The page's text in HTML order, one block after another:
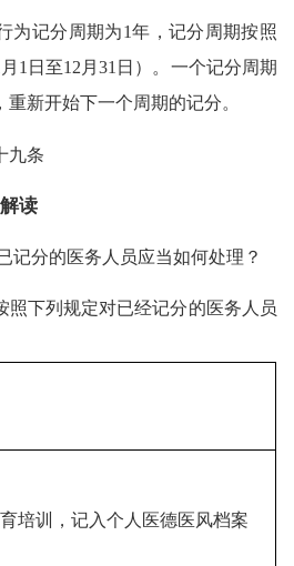
记分周期为1年，记分周期按照
1日至12月31日）。一个记分周期
新开始下一个周期的记分。
条
读
分的医务人员应当如何处理？
下列规定对已经记分的医务人员
培训，记入个人医德医风档案